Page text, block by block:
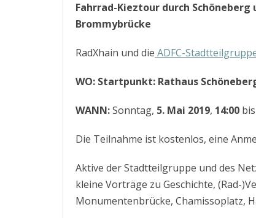
Fahrrad-Kieztour durch Schöneberg
Brommybrücke
RadXhain und die ADFC-
WO: Startpunkt: Rathaus
WANN:Sonntag, 5. Mai 2019, 14:00 bis
Die Teilnahme ist kostenlos, eine
Aktive der Stadtteilgruppe und des
kleine Vorträge zu Geschichte, (Rad-
Monumentenbrücke, Chamissoplatz,